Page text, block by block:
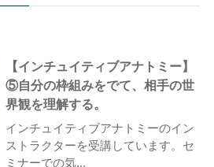
【インチュイティブアナトミー】
⑤自分の枠組みをでて、相手の世
界観を理解する。
インチュイティブアナトミーのイン
ストラクターを受講しています。セ
ミナーでの気...